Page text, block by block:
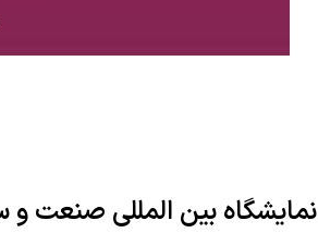
نمایشگاه بین المللی صنعت و